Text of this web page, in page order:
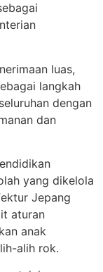
luas,
langkah
dengan
dan
yang dikelola
Jepang
aturan
anak
alih rok.